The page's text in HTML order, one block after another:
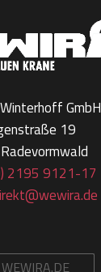
GmbH
19
2195 9121-17